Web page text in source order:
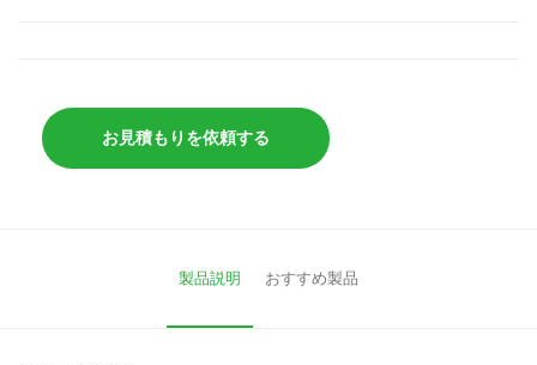
お見積もりを依頼する
製品説明 おすすめ製品